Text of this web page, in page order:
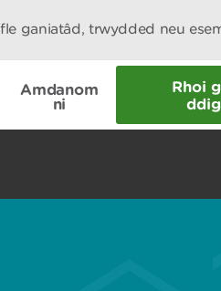
ganiatâd, trwydded neu
Amdanom
ni
Rhoi